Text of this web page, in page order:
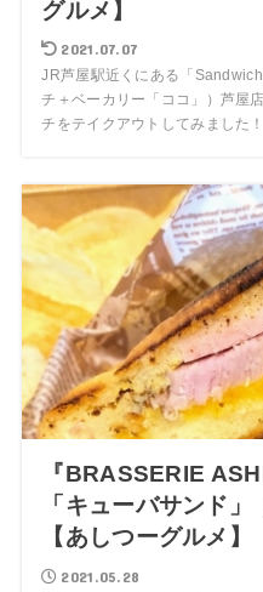
グルメ】
2021.07.07
JR芦屋駅近くにある「
チ＋ベーカリー「ココ」）芦屋
チをテイクアウトしてみました
『BRASSERIE
「キューバサンド」
【あしつーグルメ】
2021.05.28